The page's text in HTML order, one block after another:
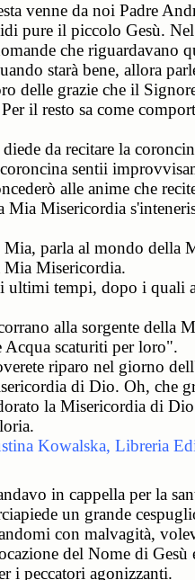
venne da noi Padre
pure il piccolo Gesù.
che riguardavano
starà bene, allora
delle grazie che il
il resto sa come
da recitare la
sentii
alle anime che
Mia Misericordia
parla al mondo della
Mia Misericordia.
ultimi tempi, dopo i quali
alla sorgente della
scaturiti per loro".
riparo nel giorno
di Dio. Oh, che
la Misericordia di Dio
Kowalska, Libreria
in cappella per la
un grande
con malvagità,
del Nome di Gesù
i peccatori agonizzanti.